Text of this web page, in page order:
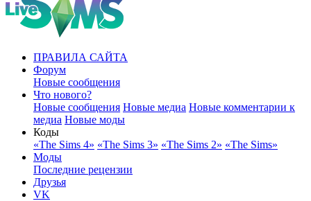
ПРАВИЛА САЙТА
Форум
Новые сообщения
Что нового?
Новые сообщения Новые медиа Новые комментарии к
медиа Новые моды
Коды
«The Sims 4» «The Sims 3» «The Sims 2» «The Sims»
Моды
Последние рецензии
Друзья
VK